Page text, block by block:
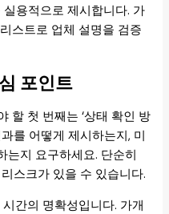
용적으로 제시합니다. 가
스트로 업체 설명을 검증
포인트
할 첫 번째는 ‘상태 확인 방
를 어떻게 제시하는지, 미
는지 요구하세요. 단순히
스크가 있을 수 있습니다.
간의 명확성입니다. 가개